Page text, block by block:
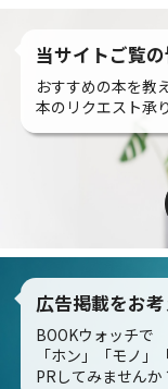
当サイトご覧の
おすすめの本を教
本のリクエスト承
広告掲載をお考
BOOKウォッチで
「ホン」「モノ」
PRしてみませんか